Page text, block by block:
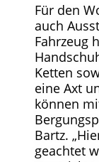
Für den
auch
Fahrzeug
Ketten
eine Axt
können
Bartz.
geachtet